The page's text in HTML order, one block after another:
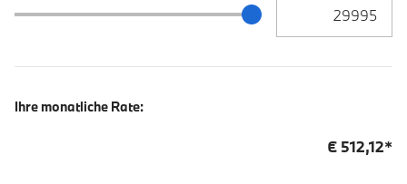
Zielrate / Restbetrag Schieberegler
Ihre monatliche Rate:
€ 512,12*